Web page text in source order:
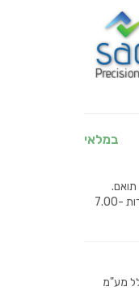
במלאי
הסט כולל 101 יחידות של פינים במידות 7.00-
מע"מ